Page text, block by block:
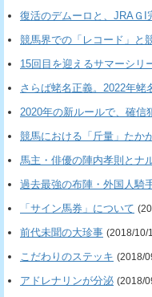
復活のデムーロと、JRAＧI
競馬界での「レコード」と
15回目を迎えるサマーシリ
さらば蛯名正義。2022年蛯
2020年の新ルールで、確信
競馬における「斤量」たか
馬主・俳優の陣内孝則とナ
過去最強の布陣・外国人騎
「サイン馬券」について
前代未聞の大珍事 (2018/10/
こだわりのステッキ (2018/
アドレナリンが分泌 (2018/